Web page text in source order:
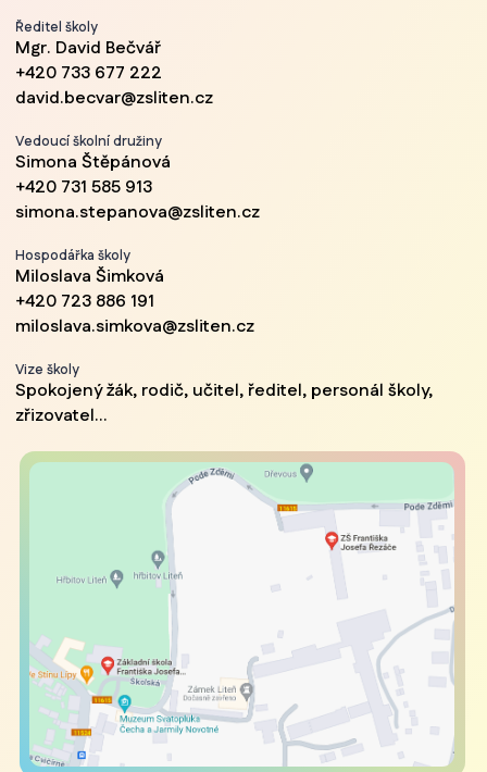
Ředitel školy
Mgr. David Bečvář
+420 733 677 222
david.becvar@zsliten.cz
Vedoucí školní družiny
Simona Štěpánová
+420 731 585 913
simona.stepanova@zsliten.cz
Hospodářka školy
Miloslava Šimková
+420 723 886 191
miloslava.simkova@zsliten.cz
Vize školy
Spokojený žák, rodič, učitel, ředitel, personál školy,
zřizovatel...